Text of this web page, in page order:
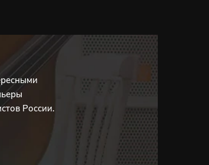
России.